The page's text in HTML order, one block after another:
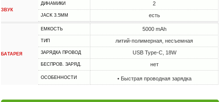
ЗВУК
ДИНАМИКИ 2
JACK 3.5MM есть
БАТАРЕЯ
ЕМКОСТЬ 5000 mAh
ТИП литий-полимерная, несъемная
ЗАРЯДКА ПРОВОД USB Type-C, 18W
БЕСПРОВ. ЗАРЯД. нет
ОСОБЕННОСТИ • Быстрая проводная зарядка